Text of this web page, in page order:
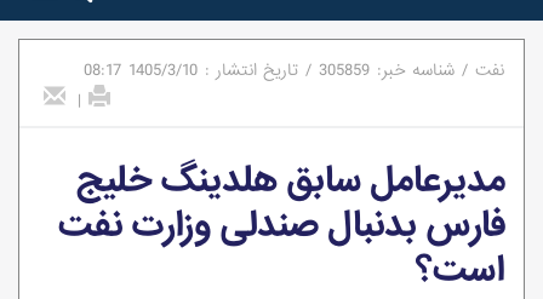
نفت / شناسه خبر: 305859
/ تاریخ انتشار : 1405/3/10
08:17
|
مدیرعامل سابق هلدینگ خلیج
فارس بدنبال صندلی وزارت نفت
است؟